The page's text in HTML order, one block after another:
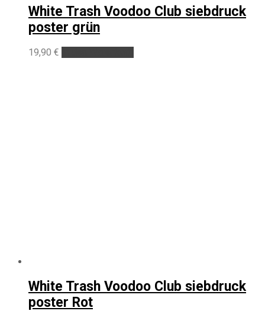
White Trash Voodoo Club siebdruck
poster grün
19,90 €
White Trash Voodoo Club siebdruck
poster Rot